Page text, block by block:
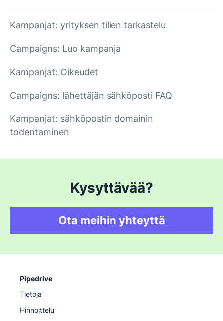
Kampanjat: yrityksen tilien tarkastelu
Campaigns: Luo kampanja
Kampanjat: Oikeudet
Campaigns: lähettäjän sähköposti FAQ
Kampanjat: sähköpostin domainin
todentaminen
Kysyttävää?
Ota meihin yhteyttä
Pipedrive
Tietoja
Hinnoittelu